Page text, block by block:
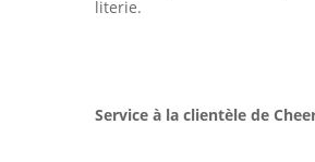
literie.
Service à la clientèle de